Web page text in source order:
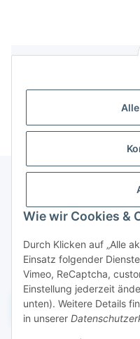
Wie wir Cookies &
Durch Klicken auf „Alle
Einsatz folgender
Vimeo, ReCaptcha,
Einstellung jederzeit
unten). Weitere Details
in unserer
Informationen
Gesetzliche Informationen
Widerruf